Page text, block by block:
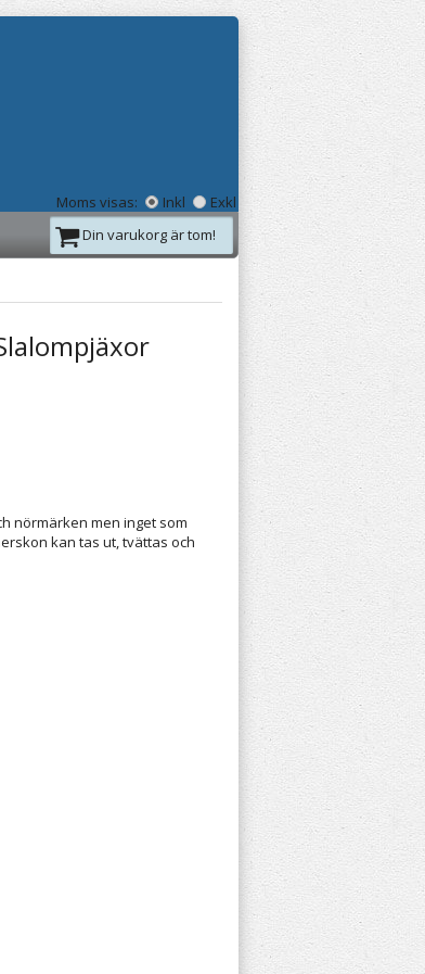
Moms visas: Inkl
Exkl
Din varukorg är tom!
nörmärken men inget som
kan tas ut, tvättas och